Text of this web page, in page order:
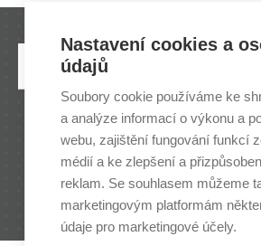
BRNO UNIVERSITY OF
Antonínská 548/1 | 602 00 Brno |
www.vut.cz
Contact:
Nastavení cookies a
údajů
Soubory cookie používáme ke
a analýze informací o výkonu a
webu, zajištění fungování funkcí
médií a ke zlepšení a
reklam. Se souhlasem můžeme
marketingovým platformám
údaje pro marketingové účely.